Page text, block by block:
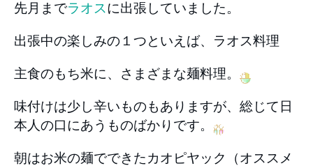
先月までラオスに出張していました。
出張中の楽しみの１つといえば、ラオス料理
主食のもち米に、さまざまな麺料理。
味付けは少し辛いものもありますが、総じて日
本人の口にあうものばかりです。
朝はお米の麺でできたカオピヤック（オススメ